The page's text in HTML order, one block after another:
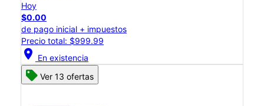
Hoy
$0.00
de pago inicial + impuestos
Precio total: $999.99
location_on En existencia
Ver 13 ofertas